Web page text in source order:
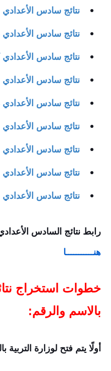
نتائج سادس الأعدادي
نتائج سادس الأعدادي
نتائج سادس الأعدادي
نتائج سادس الأعدادي
نتائج سادس الأعدادي
نتائج سادس الأعدادي
نتائج سادس الأعدادي
نتائج سادس الأعدادي
نتائج سادس الأعدادي
رابط نتائج السادس
هنـــــــــــا
خطوات استخراج
بالاسم والرقم:
أولًا يتم فتح لوزارة التربية